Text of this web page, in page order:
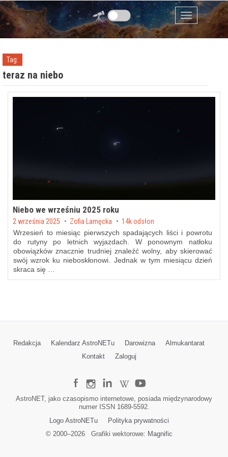
Przejdź do zawartości
Menu
Tag:
teraz na niebo
Niebo we wrześniu 2025 roku
Posted on
2 września 2025 by Zofia Lamęcka 14k odsłon
Wrzesień to miesiąc pierwszych spadających liści i powrotu
do rutyny po letnich wyjazdach. W ponownym natłoku
obowiązków znacznie trudniej znaleźć wolny, aby skierować
swój wzrok ku nieboskłonowi. Jednak w tym miesiącu dzień
skraca się …
Redakcja Kalendarz AstroNETu Darowizna
Almukantarat
Kontakt
Zaloguj
AstroNET, jako czasopismo internetowe, posiada międzynarodowy
numer ISSN 1689-5592.
Logo AstroNETu
Polityka prywatności
© 2000–2026Grafiki wektorowe: Magnific